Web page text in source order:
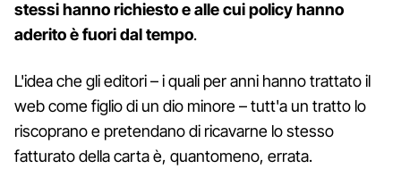
stessi hanno richiesto e alle cui policy hanno
aderito è fuori dal tempo.
L'idea che gli editori – i quali per anni hanno trattato il
web come figlio di un dio minore – tutt'a un tratto lo
riscoprano e pretendano di ricavarne lo stesso
fatturato della carta è, quantomeno, errata.